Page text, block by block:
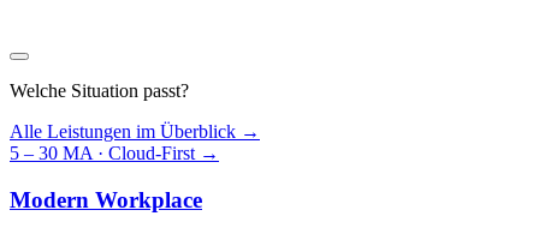
Welche Situation passt?
Alle Leistungen im Überblick →
5 – 30 MA · Cloud-First →
Modern Workplace